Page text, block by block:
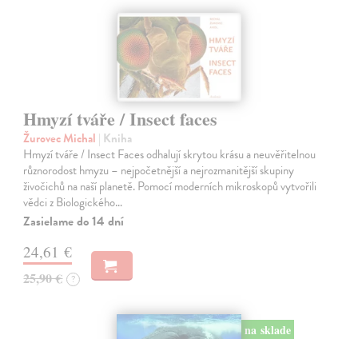
Hmyzí tváře / Insect faces
Žurovec Michal | Kniha
Hmyzí tváře / Insect Faces odhalují skrytou krásu a neuvěřitelnou
různorodost hmyzu – nejpočetnější a nejrozmanitější skupiny
živočichů na naší planetě. Pomocí moderních mikroskopů vytvořili
vědci z Biologického…
Zasielame do 14 dní
24,61 €
25,90 € ?
na sklade